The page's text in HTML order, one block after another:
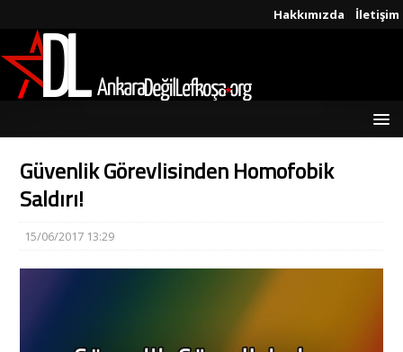
Hakkımızda İletişim
Güvenlik Görevlisinden Homofobik
Saldırı!
15/06/2017 13:29